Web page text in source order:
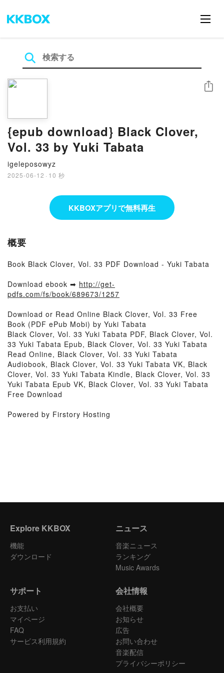
{epub download} Black Clover,
Vol. 33 by Yuki Tabata
igeleposowyz
2025-06-12 · 10 秒
シェア
KKBOXアプリで無料再生
概要
Book Black Clover, Vol. 33 PDF Download - Yuki Tabata
Download ebook ➡ http://get-
pdfs.com/fs/book/689673/1257
Download or Read Online Black Clover, Vol. 33 Free
Book (PDF ePub Mobi) by Yuki Tabata
Black Clover, Vol. 33 Yuki Tabata PDF, Black Clover, Vol.
33 Yuki Tabata Epub, Black Clover, Vol. 33 Yuki Tabata
Read Online, Black Clover, Vol. 33 Yuki Tabata
Audiobook, Black Clover, Vol. 33 Yuki Tabata VK, Black
Clover, Vol. 33 Yuki Tabata Kindle, Black Clover, Vol. 33
Yuki Tabata Epub VK, Black Clover, Vol. 33 Yuki Tabata
Free Download
Powered by Firstory Hosting
Explore KKBOX
機能
ダウンロード
ニュース
音楽ニュース
ランキング
Music Awards
サポート
お支払い
マイページ
FAQ
サービス利用規約
会社情報
会社概要
お知らせ
広告
お問い合わせ
音楽配信
プライバシーポリシー